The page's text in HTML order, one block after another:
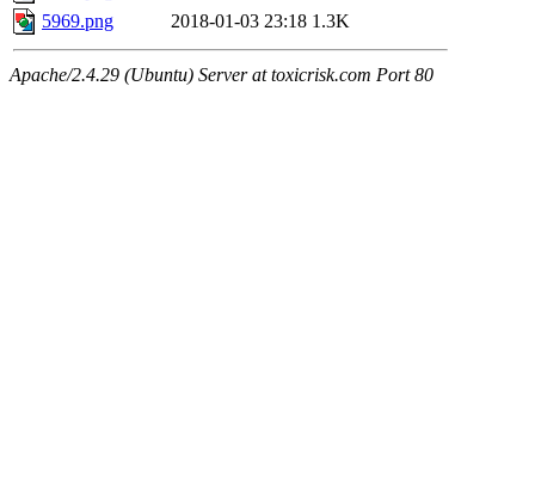
5969.png
2018-01-03 23:18 1.3K
Apache/2.4.29 (Ubuntu) Server at toxicrisk.com Port 80